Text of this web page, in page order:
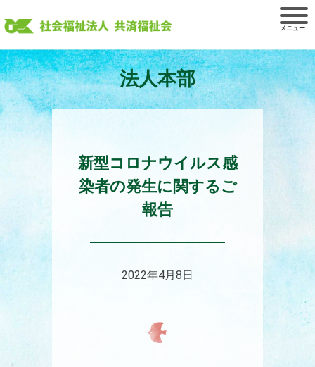
to
content
法人本部
新型コロナウイルス感
染者の発生に関するご
報告
2022年4月8日